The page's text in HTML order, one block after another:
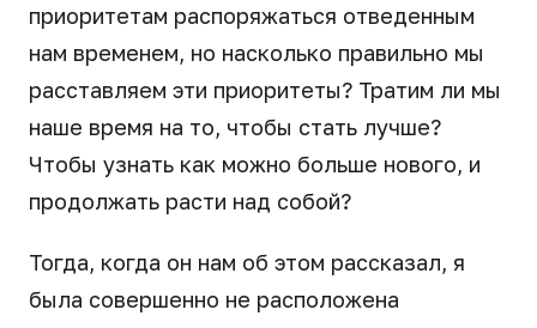
приоритетам распоряжаться отведенным
нам временем, но насколько правильно мы
расставляем эти приоритеты? Тратим ли мы
наше время на то, чтобы стать лучше?
Чтобы узнать как можно больше нового, и
продолжать расти над собой?
Тогда, когда он нам об этом рассказал, я
была совершенно не расположена